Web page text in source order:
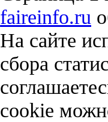
faireinfo.ru
На сайте
сбора
cookie